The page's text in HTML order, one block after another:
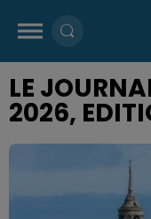
LE
2026,